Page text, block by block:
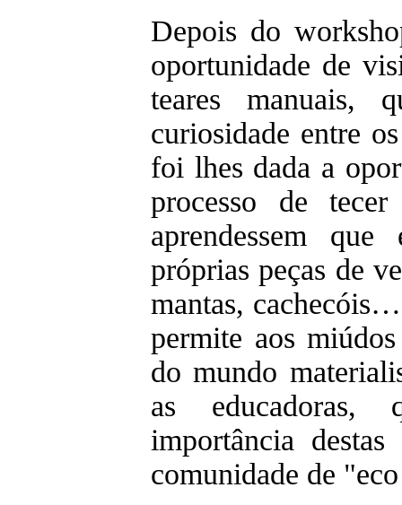
Depois do
oportunidade de
teares manuais,
curiosidade entre
foi lhes dada a
processo de
aprendessem
próprias peças de
mantas,
permite aos
do mundo
as educadoras,
importância
comunidade de